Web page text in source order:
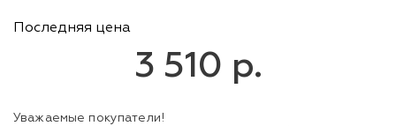
Последняя цена
3 510 р.
Уважаемые покупатели!